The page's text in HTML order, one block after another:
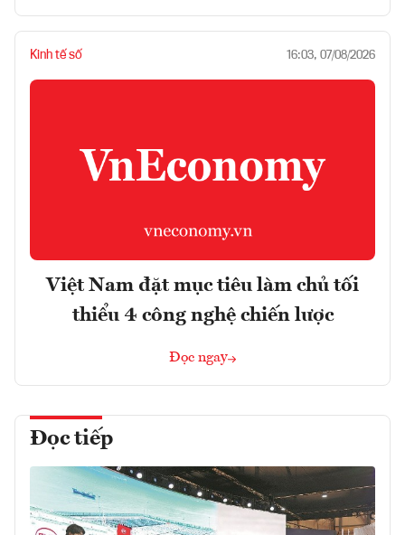
Kinh tế số 16:03, 07/08/2026
Việt Nam đặt mục tiêu làm chủ tối
thiểu 4 công nghệ chiến lược
Đọc ngay
Đọc tiếp